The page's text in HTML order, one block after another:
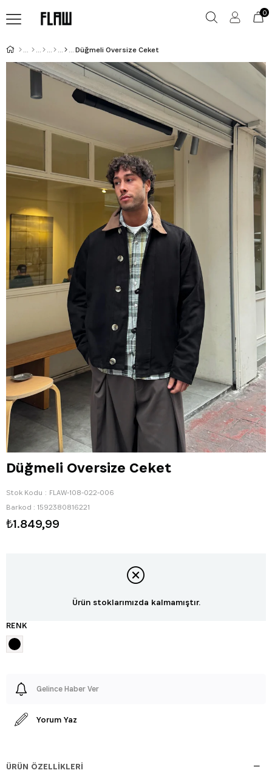
0
Düğmeli Oversize Ceket
Düğmeli Oversize Ceket
Stok Kodu
FLAW-108-022-006
Barkod : 1592380816221
₺1.849,99
Ürün stoklarımızda kalmamıştır.
RENK
Gelince Haber Ver
Yorum Yaz
ÜRÜN ÖZELLIKLERI